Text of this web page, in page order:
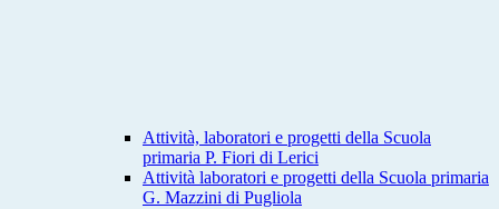
Attività, laboratori e progetti della Scuola
primaria P. Fiori di Lerici
Attività laboratori e progetti della Scuola primaria
G. Mazzini di Pugliola